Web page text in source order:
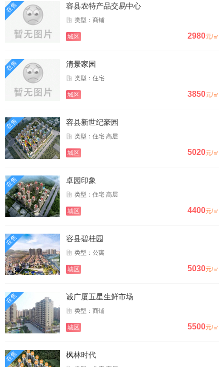
在售 容县农特产品交易中心
类型：商铺
城区 2980元/㎡
在售 清景家园
类型：住宅
城区 3850元/㎡
在售 容县新世纪豪园
类型：住宅 高层
城区 5020元/㎡
在售 卓园印象
类型：住宅 高层
城区 4400元/㎡
在售 容县碧桂园
类型：公寓
城区 5030元/㎡
在售 诚广厦五星生鲜市场
类型：商铺
城区 5500元/㎡
在售 枫林时代